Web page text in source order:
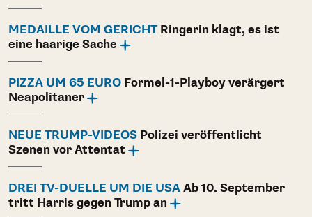
MEDAILLE VOM GERICHTRingerin klagt, es ist
eine haarige Sache
PIZZA UM 65 EURO Formel-1-Playboy verärgert
Neapolitaner
NEUE TRUMP-VIDEOS Polizei veröffentlicht
Szenen vor Attentat
DREI TV-DUELLE UM DIE USA Ab 10. September
tritt Harris gegen Trump an